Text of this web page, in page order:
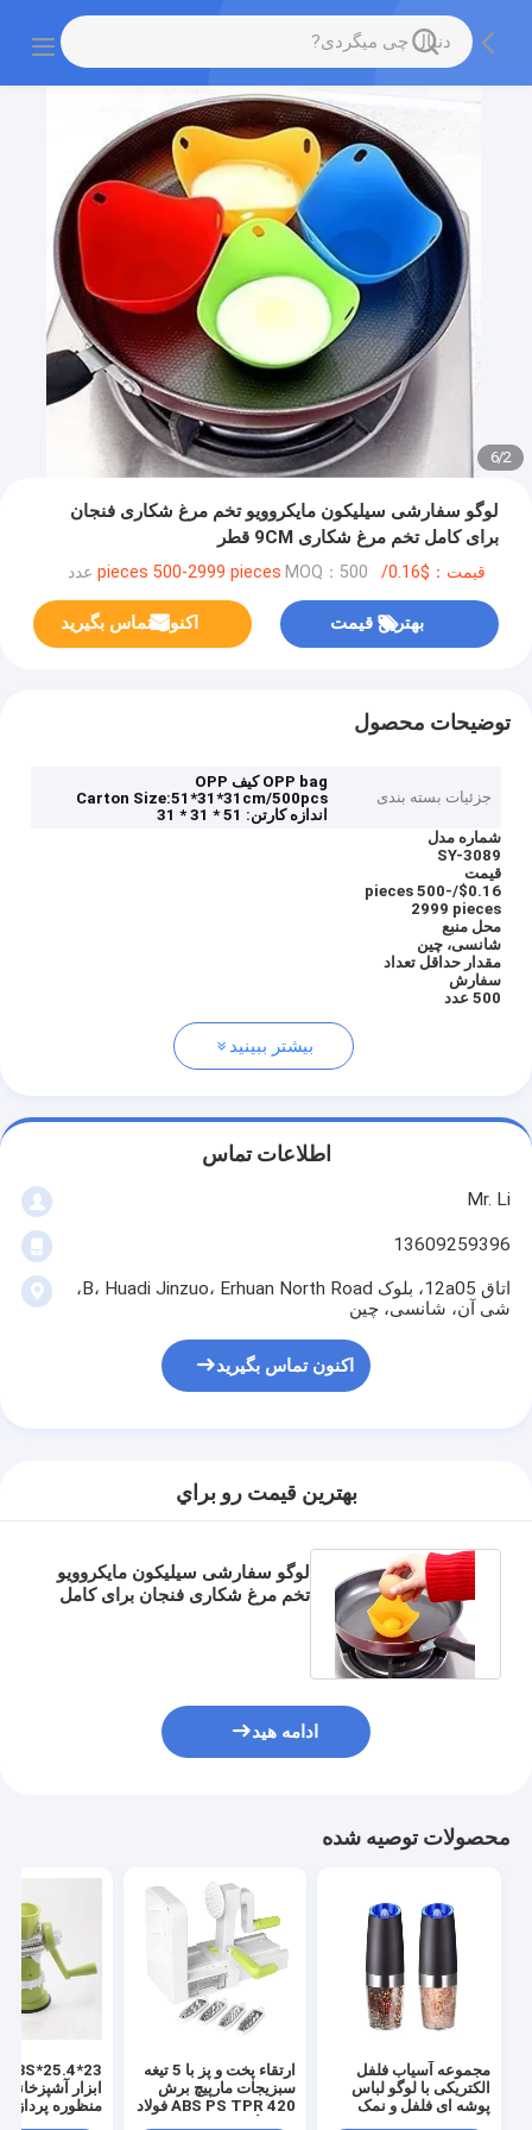
2
/
6
لوگو سفارشی سیلیکون مایکروویو تخم مرغ شکاری فنجان
برای کامل تخم مرغ شکاری 9CM قطر
قیمت：$0.16/pieces 500-2999 pieces MOQ：500 عدد
بهترین قیمت اکنون تماس بگیرید
توضیحات محصول
جزئیات بسته بندی
OPP bag کیف OPP
Carton Size:51*31*31cm/500pcs
اندازه کارتن: 51 * 31 * 31
شماره مدل
SY-3089
قیمت
$0.16/pieces 500-
2999 pieces
محل منبع
شانسی، چین
مقدار حداقل تعداد
سفارش
500 عدد
بیشتر ببینید
اطلاعات تماس
Mr. Li
13609259396
اتاق 12a05، بلوک B، Huadi Jinzuo، Erhuan North Road،
شی آن، شانسی، چین
اکنون تماس بگیرید
بهترين قيمت رو براي
لوگو سفارشی سیلیکون مایکروویو
تخم مرغ شکاری فنجان برای کامل
ادامه هید
محصولات توصیه شده
مجموعه آسیاب فلفل
الکتریکی با لوگو لباس
پوشه ای فلفل و نمک
ارتقاء پخت و پز با 5 تیغه
سبزیجات مارپیچ برش
ABS PS TPR 420 فولاد
ابزار آشپزخانه
منظوره